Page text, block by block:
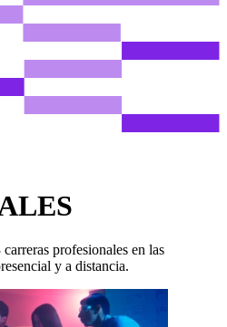
profesionales en las
y a distancia.